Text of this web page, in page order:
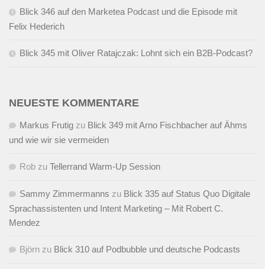
Blick 346 auf den Marketea Podcast und die Episode mit
Felix Hederich
Blick 345 mit Oliver Ratajczak: Lohnt sich ein B2B-Podcast?
NEUESTE KOMMENTARE
Markus Frutig zu Blick 349 mit Arno Fischbacher auf Ähms
und wie wir sie vermeiden
Rob zu Tellerrand Warm-Up Session
Sammy Zimmermanns zu Blick 335 auf Status Quo Digitale
Sprachassistenten und Intent Marketing – Mit Robert C.
Mendez
Björn zu Blick 310 auf Podbubble und deutsche Podcasts